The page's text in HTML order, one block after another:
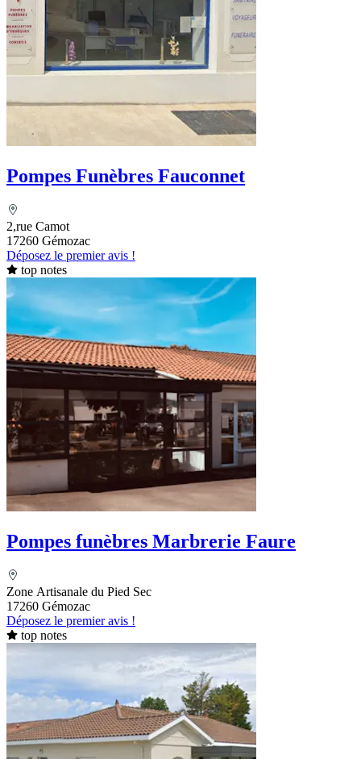
Pompes Funèbres Fauconnet
2,rue Camot
17260 Gémozac
Déposez le premier avis !
top notes
Pompes funèbres Marbrerie Faure
Zone Artisanale du Pied Sec
17260 Gémozac
Déposez le premier avis !
top notes